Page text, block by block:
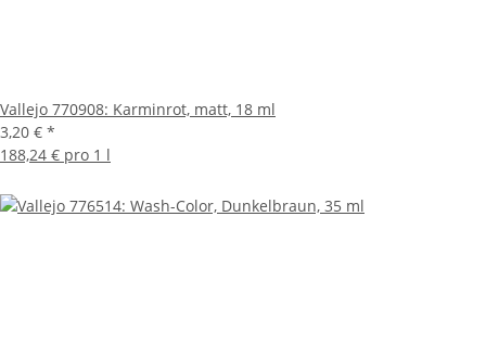
Vallejo 770908: Karminrot, matt, 18 ml
3,20 € *
188,24 € pro 1 l